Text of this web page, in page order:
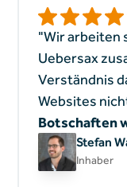
"Wir arbeiten
Uebersax
Verständnis
Websites
Botschaften
Stefan
Inhaber